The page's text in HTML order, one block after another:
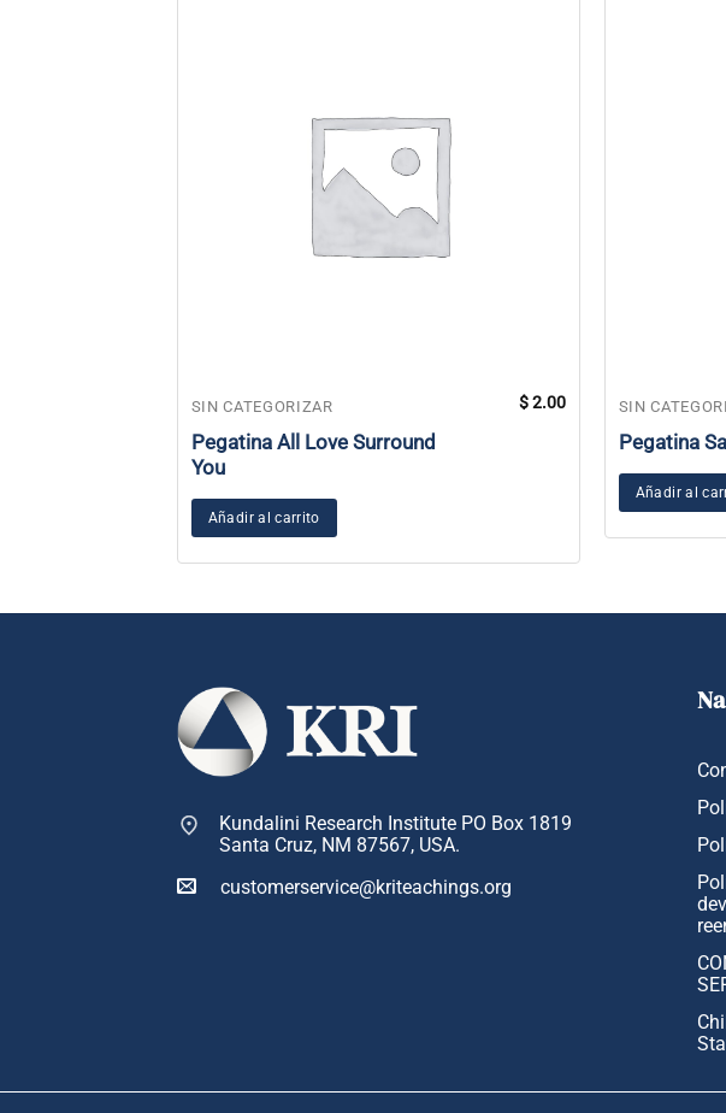
SIN CATEGORIZAR
Pegatina All Love Surround
You
$2.00
Añadir al carrito
SIN
Pegatina
Añadir al
Kundalini Research Institute PO Box 1819
Santa Cruz, NM 87567, USA.
customerservice@kriteachings.org